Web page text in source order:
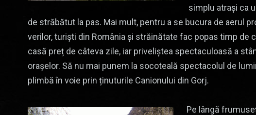
simplu atrași ca
de străbătut la pas. Mai mult, pentru a se bucura de aerul
verilor, turiști din România și străinătate fac popas timp de
casă preț de câteva zile, iar priveliștea spectaculoasă a
orașelor. Să nu mai punem la socoteală spectacolul de
plimbă în voie prin ținuturile Canionului din Gorj.
Pe lângă